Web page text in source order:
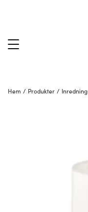
Hem / Produkter / Inredning